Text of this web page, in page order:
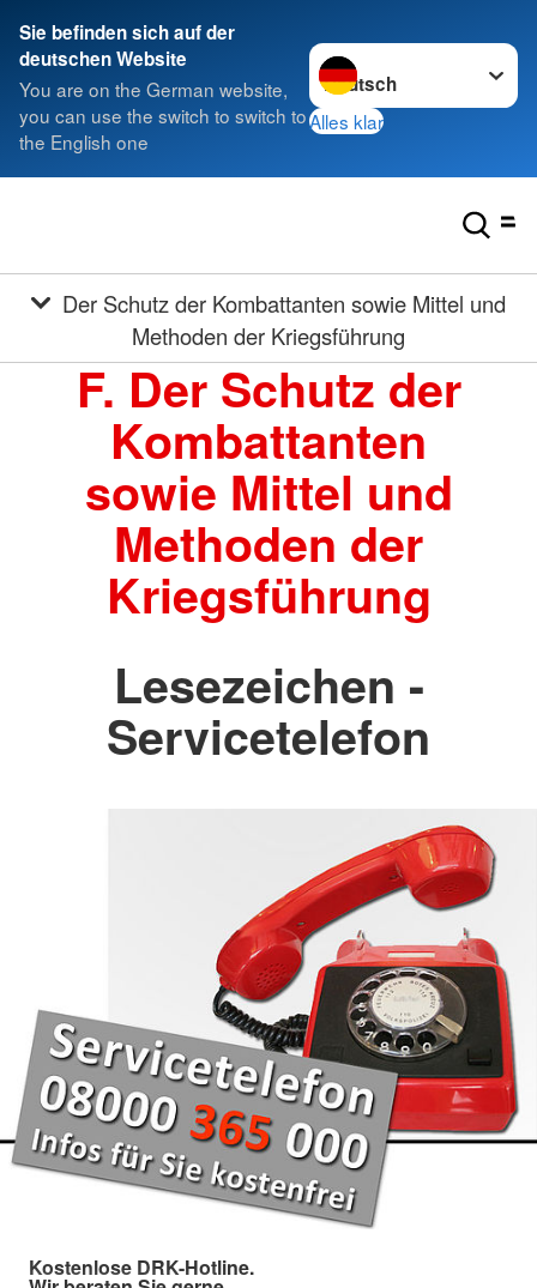
Sie befinden sich auf der
deutschen Website
You are on the German website,
you can use the switch to switch to
the English one
Sprache wechseln zu
Alles klar
Methoden der Kriegsführung
F. Der Schutz der
Kombattanten
sowie Mittel und
Methoden der
Kriegsführung
Lesezeichen -
Servicetelefon
Kostenlose DRK-Hotline.